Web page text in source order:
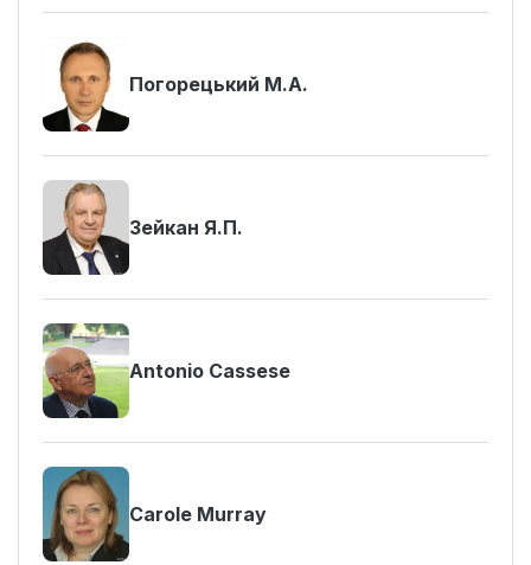
Погорецький М.А.
Зейкан Я.П.
Antonio Cassese
Carole Murray